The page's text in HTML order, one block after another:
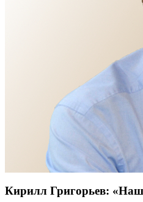
Кирилл Григорьев: